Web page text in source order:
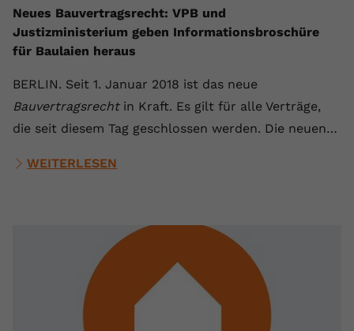
Neues Bauvertragsrecht: VPB und
Justizministerium geben Informationsbroschüre
für Baulaien heraus
BERLIN. Seit 1. Januar 2018 ist das neue
Bauvertragsrechtin Kraft. Es gilt für alle Verträge,
die seit diesem Tag geschlossen werden. Die neuen…
WEITERLESEN